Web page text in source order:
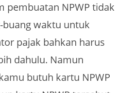
pembuatan NPWP tidak
buang waktu untuk
pajak bahkan harus
dahulu. Namun
butuh kartu NPWP